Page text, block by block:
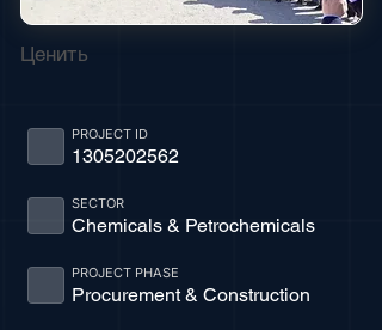
Ценить
1305202562
PROJECT ID
Chemicals & Petrochemicals
SECTOR
Procurement & Construction
PROJECT PHASE